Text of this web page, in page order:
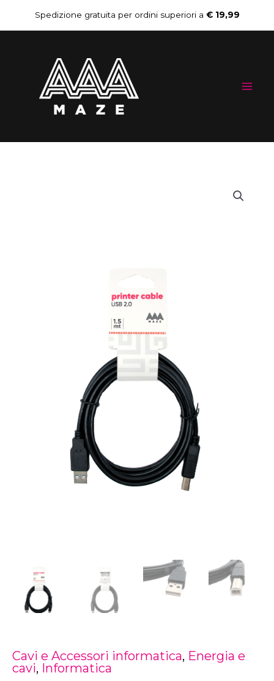
al
contenuto
Spedizione gratuita per ordini superiori a € 19,99
Cavi e Accessori informatica, Energia e
cavi, Informatica